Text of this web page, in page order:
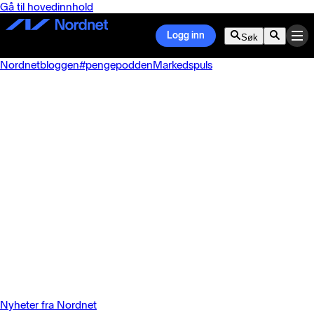
Gå til hovedinnhold
Logg inn Søk
Nordnetbloggen#pengepoddenMarkedspuls
Nyheter fra Nordnet